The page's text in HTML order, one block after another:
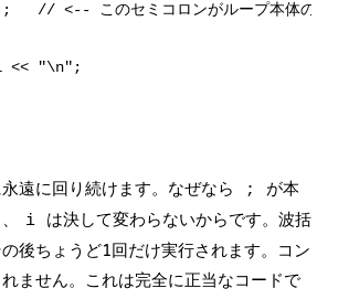
<-- このセミコロンがループ本体のす
<< "\n";
遠に回り続けます。なぜなら ;
が本
i
は決して変わらないからです。波括
後ちょうど1回だけ実行されます。コン
ません。これは完全に正当なコードで